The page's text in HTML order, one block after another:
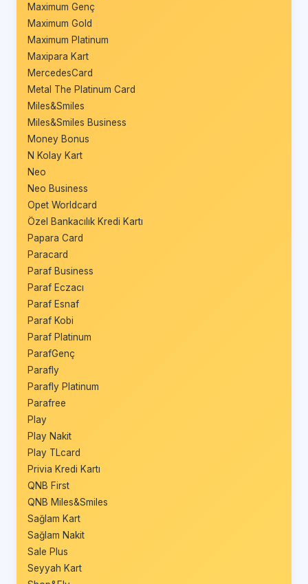
Maximum Genç
Maximum Gold
Maximum Platinum
Maxipara Kart
MercedesCard
Metal The Platinum Card
Miles&Smiles
Miles&Smiles Business
Money Bonus
N Kolay Kart
Neo
Neo Business
Opet Worldcard
Özel Bankacılık Kredi Kartı
Papara Card
Paracard
Paraf Business
Paraf Eczacı
Paraf Esnaf
Paraf Kobi
Paraf Platinum
ParafGenç
Parafly
Parafly Platinum
Parafree
Play
Play Nakit
Play TLcard
Privia Kredi Kartı
QNB First
QNB Miles&Smiles
Sağlam Kart
Sağlam Nakit
Sale Plus
Seyyah Kart